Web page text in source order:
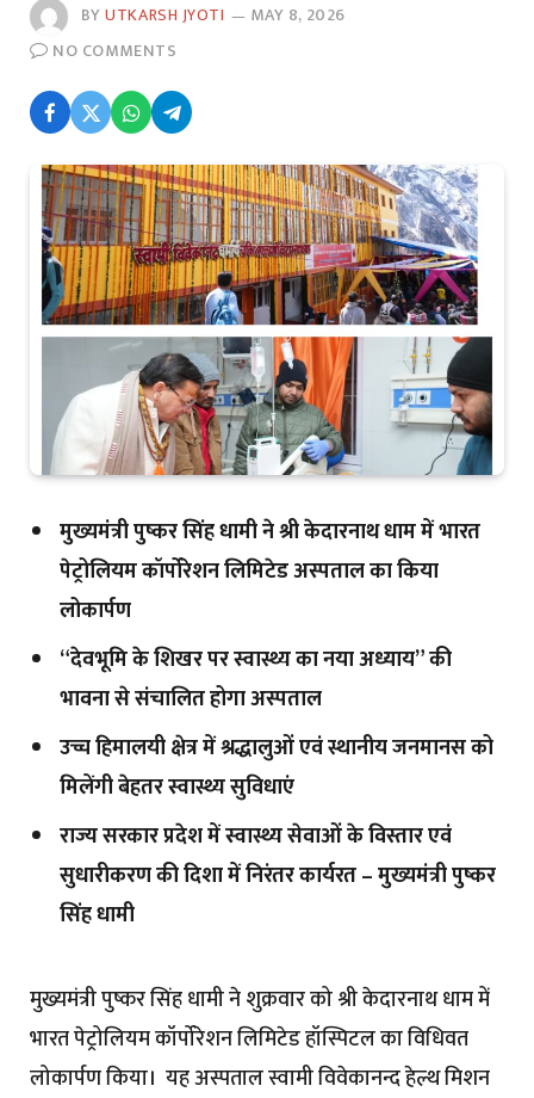
BYUTKARSH JYOTI
MAY 8, 2026
NO COMMENTS
मुख्यमंत्री पुष्कर सिंह धामी ने श्री केदारनाथ धाम में भारत
पेट्रोलियम कॉर्पोरेशन लिमिटेड अस्पताल का किया
लोकार्पण
“देवभूमि के शिखर पर स्वास्थ्य का नया अध्याय” की
भावना से संचालित होगा अस्पताल
उच्च हिमालयी क्षेत्र में श्रद्धालुओं एवं स्थानीय जनमानस को
मिलेंगी बेहतर स्वास्थ्य सुविधाएं
राज्य सरकार प्रदेश में स्वास्थ्य सेवाओं के विस्तार एवं
सुधारीकरण की दिशा में निरंतर कार्यरत – मुख्यमंत्री पुष्कर
सिंह धामी
मुख्यमंत्री पुष्कर सिंह धामी ने शुक्रवार को श्री केदारनाथ धाम में
भारत पेट्रोलियम कॉर्पोरेशन लिमिटेड हॉस्पिटल का विधिवत
लोकार्पण किया। यह अस्पताल स्वामी विवेकानन्द हेल्थ मिशन